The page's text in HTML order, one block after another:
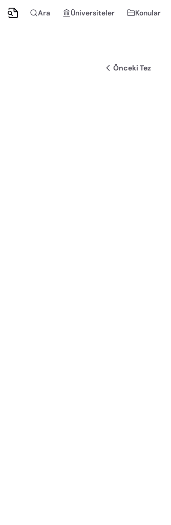
Ara Üniversiteler Konular
Önceki Tez